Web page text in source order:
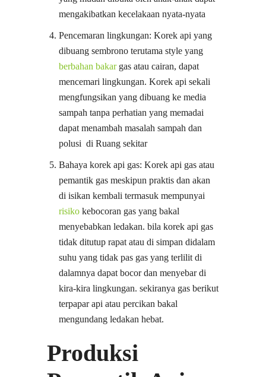
mengakibatkan kecelakaan nyata-nyata
Pencemaran lingkungan: Korek api yang
dibuang sembrono terutama style yang
berbahan bakargas atau cairan, dapat
mencemari lingkungan. Korek api sekali
mengfungsikan yang dibuang ke media
sampah tanpa perhatian yang memadai
dapat menambah masalah sampah dan
polusi di Ruang sekitar
Bahaya korek api gas: Korek api gas atau
pemantik gas meskipun praktis dan akan
di isikan kembali termasuk mempunyai
risiko kebocoran gas yang bakal
menyebabkan ledakan. bila korek api gas
tidak ditutup rapat atau di simpan didalam
suhu yang tidak pas gas yang terlilit di
dalamnya dapat bocor dan menyebar di
kira-kira lingkungan. sekiranya gas berikut
terpapar api atau percikan bakal
mengundang ledakan hebat.
Produksi